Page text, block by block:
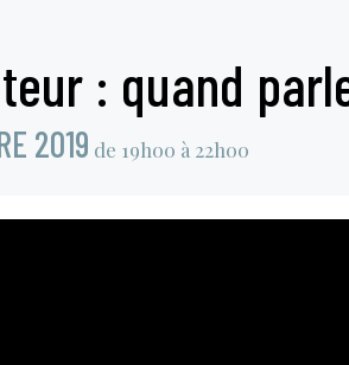
: quand
2019 de 19h00 à 22h00